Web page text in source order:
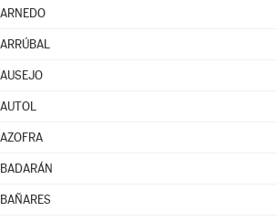
ARNEDO
ARRÚBAL
AUSEJO
AUTOL
AZOFRA
BADARÁN
BAÑARES